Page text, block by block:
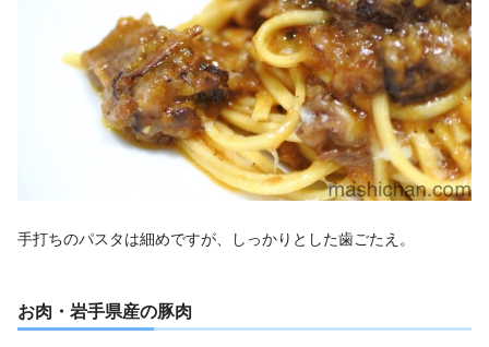
手打ちのパスタは細めですが、しっかりとした歯ごたえ。
お肉・岩手県産の豚肉